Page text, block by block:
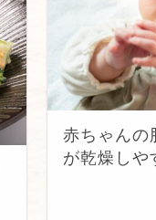
赤ちゃんの
が乾燥しや